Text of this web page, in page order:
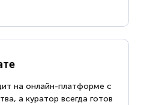
на онлайн-платформе с
а куратор всегда готов